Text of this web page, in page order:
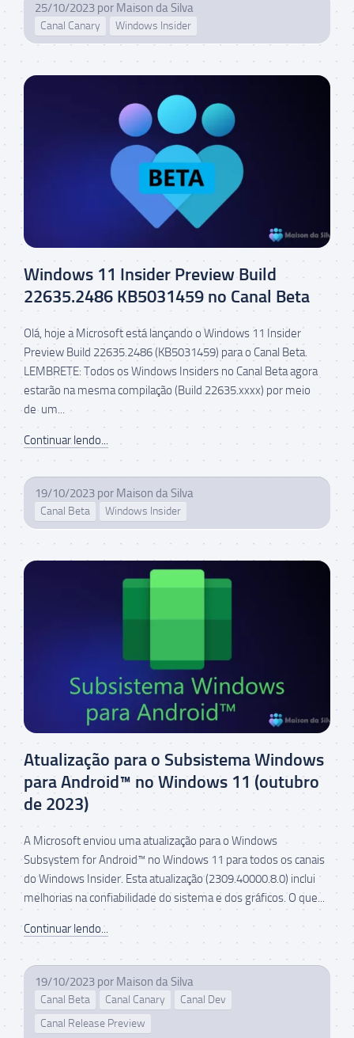
25/10/2023 por Maison da Silva
Canal Canary Windows Insider
Windows 11 Insider Preview Build
22635.2486 KB5031459 no Canal Beta
Olá, hoje a Microsoft está lançando o Windows 11 Insider
Preview Build 22635.2486 (KB5031459) para o Canal Beta.
LEMBRETE: Todos os Windows Insiders no Canal Beta agora
estarão na mesma compilação (Build 22635.xxxx) por meio
de um...
Continuar lendo...
19/10/2023 por Maison da Silva
Canal Beta Windows Insider
Atualização para o Subsistema Windows
para Android™ no Windows 11 (outubro
de 2023)
A Microsoft enviou uma atualização para o Windows
Subsystem for Android™ no Windows 11 para todos os canais
do Windows Insider. Esta atualização (2309.40000.8.0) inclui
melhorias na confiabilidade do sistema e dos gráficos. O que...
Continuar lendo...
19/10/2023 por Maison da Silva
Canal Beta Canal Canary
Canal Dev
Canal Release Preview